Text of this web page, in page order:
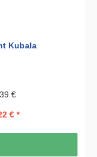
Kubala
€
€ *